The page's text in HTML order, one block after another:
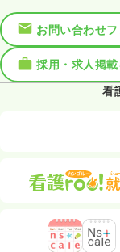
時間 16:45～9:00
ブランク可
気に
給与 お問い合わせ
時間 8:45～17:00
お問い合わせ
採用・求人掲
看